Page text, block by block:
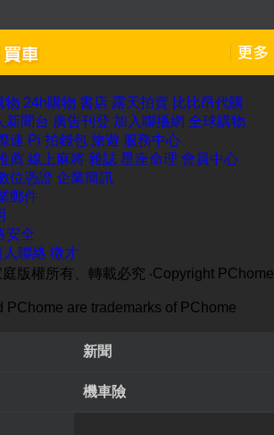
物 24h購物 書店 露天拍賣 比比昂代購
新聞台 廣告刊登 加入聯播網 全球購物
連 Pi 拍錢包 旅遊 服務中心
薦 線上麻將 雜誌 星座命理 會員中心
位憑證 企業簡訊
郵件
安全
人聯絡 徵才
庭版權所有、轉載必究 ‧Copyright PChome
PChome are trademarks of PChome
新聞
機車險